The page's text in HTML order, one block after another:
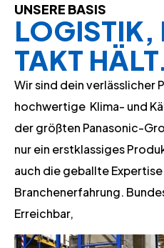
UNSERE BASIS
LOGISTIK,
TAKT
Wir sind dein verlässlicher
hochwertige Klima- und
der größten Panasonic-
nur ein erstklassiges
auch die geballte
Branchenerfahrung.
Erreichbar,